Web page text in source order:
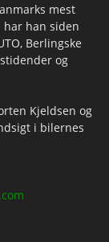
mest
han siden
Berlingske
og
Kjeldsen og
i bilernes